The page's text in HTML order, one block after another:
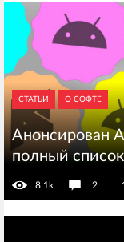
СТАТЬИ О СОФТЕ
Анонсирован
полный
8.1k 2